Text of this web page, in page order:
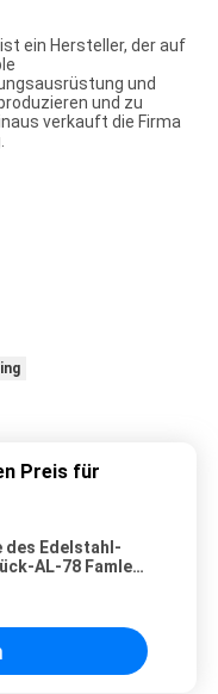
ein Hersteller, der auf
und
und zu
verkauft die Firma
Preis für
des Edelstahl-
AL-78 Famle